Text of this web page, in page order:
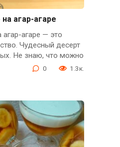
агар-агаре
агаре — это
Чудесный десерт
Не знаю, что можно
0 1.3к.